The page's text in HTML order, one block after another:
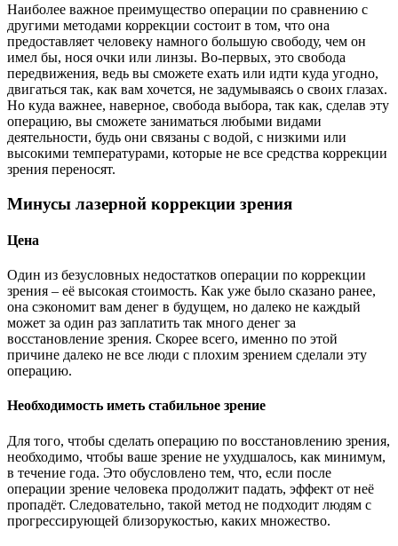
Наиболее важное преимущество операции по сравнению с
другими методами коррекции состоит в том, что она
предоставляет человеку намного большую свободу, чем он
имел бы, нося очки или линзы. Во-первых, это свобода
передвижения, ведь вы сможете ехать или идти куда угодно,
двигаться так, как вам хочется, не задумываясь о своих глазах.
Но куда важнее, наверное, свобода выбора, так как, сделав эту
операцию, вы сможете заниматься любыми видами
деятельности, будь они связаны с водой, с низкими или
высокими температурами, которые не все средства коррекции
зрения переносят.
Минусы лазерной коррекции зрения
Цена
Один из безусловных недостатков операции по коррекции
зрения – её высокая стоимость. Как уже было сказано ранее,
она сэкономит вам денег в будущем, но далеко не каждый
может за один раз заплатить так много денег за
восстановление зрения. Скорее всего, именно по этой
причине далеко не все люди с плохим зрением сделали эту
операцию.
Необходимость иметь стабильное зрение
Для того, чтобы сделать операцию по восстановлению зрения,
необходимо, чтобы ваше зрение не ухудшалось, как минимум,
в течение года. Это обусловлено тем, что, если после
операции зрение человека продолжит падать, эффект от неё
пропадёт. Следовательно, такой метод не подходит людям с
прогрессирующей близорукостью, каких множество.